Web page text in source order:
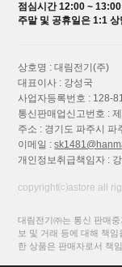
점심시간 12:00 ~ 13:00
주말 및 공휴일은 1:1
상호명 : 대림전기(주)
대표이사 : 강성국
사업자등록번호 : 128-
통신판매업신고번호 :
주소 : 경기도 파주시 파
이메일 :
개인정보취급책임자 :
copyright⒞astore all
대림전기㈜는 통신 판매
보 및 거래 등에 대해 책
한 상품은 판매자로서 책